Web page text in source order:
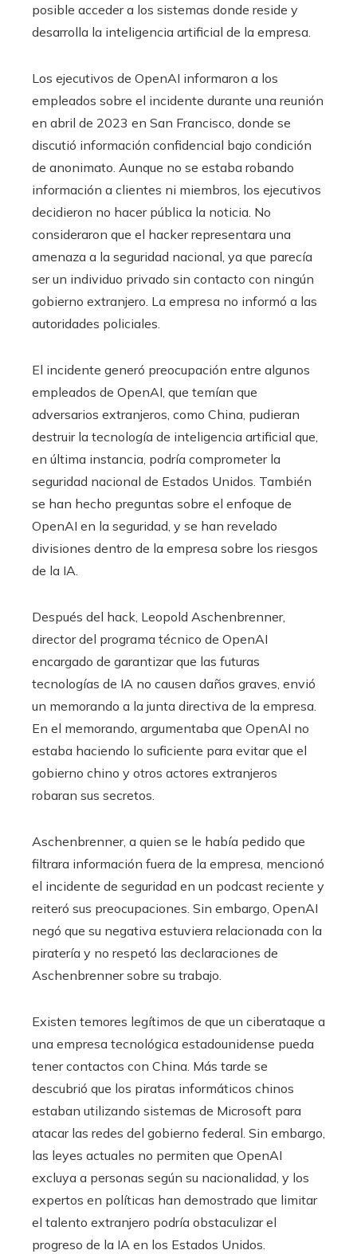
posible acceder a los sistemas donde reside y
desarrolla la inteligencia artificial de la empresa.
Los ejecutivos de OpenAI informaron a los
empleados sobre el incidente durante una reunión
en abril de 2023 en San Francisco, donde se
discutió información confidencial bajo condición
de anonimato. Aunque no se estaba robando
información a clientes ni miembros, los ejecutivos
decidieron no hacer pública la noticia. No
consideraron que el hacker representara una
amenaza a la seguridad nacional, ya que parecía
ser un individuo privado sin contacto con ningún
gobierno extranjero. La empresa no informó a las
autoridades policiales.
El incidente generó preocupación entre algunos
empleados de OpenAI, que temían que
adversarios extranjeros, como China, pudieran
destruir la tecnología de inteligencia artificial que,
en última instancia, podría comprometer la
seguridad nacional de Estados Unidos. También
se han hecho preguntas sobre el enfoque de
OpenAI en la seguridad, y se han revelado
divisiones dentro de la empresa sobre los riesgos
de la IA.
Después del hack, Leopold Aschenbrenner,
director del programa técnico de OpenAI
encargado de garantizar que las futuras
tecnologías de IA no causen daños graves, envió
un memorando a la junta directiva de la empresa.
En el memorando, argumentaba que OpenAI no
estaba haciendo lo suficiente para evitar que el
gobierno chino y otros actores extranjeros
robaran sus secretos.
Aschenbrenner, a quien se le había pedido que
filtrara información fuera de la empresa, mencionó
el incidente de seguridad en un podcast reciente y
reiteró sus preocupaciones. Sin embargo, OpenAI
negó que su negativa estuviera relacionada con la
piratería y no respetó las declaraciones de
Aschenbrenner sobre su trabajo.
Existen temores legítimos de que un ciberataque a
una empresa tecnológica estadounidense pueda
tener contactos con China. Más tarde se
descubrió que los piratas informáticos chinos
estaban utilizando sistemas de Microsoft para
atacar las redes del gobierno federal. Sin embargo,
las leyes actuales no permiten que OpenAI
excluya a personas según su nacionalidad, y los
expertos en políticas han demostrado que limitar
el talento extranjero podría obstaculizar el
progreso de la IA en los Estados Unidos.